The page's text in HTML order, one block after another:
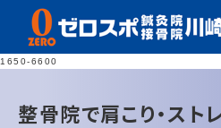
1650-6600
整骨院で肩こり・スト